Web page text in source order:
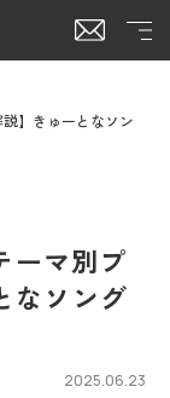
説】きゅーとなソン
ーマ別プ
なソング
2025.06.23